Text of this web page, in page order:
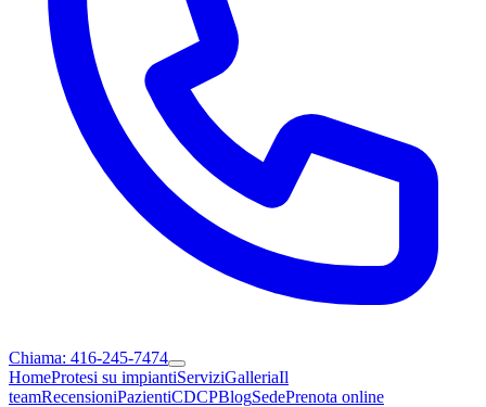
Chiama: 416-245-7474
HomeProtesi su impiantiServiziGalleriaIl
teamRecensioniPazientiCDCPBlogSedePrenota online